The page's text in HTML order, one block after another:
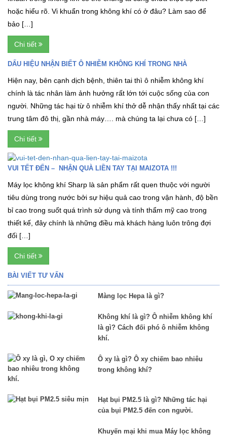
hoặc hiểu rõ. Vi khuẩn trong không khí có ở đâu? Làm sao để
bảo […]
Chi tiết
DẤU HIỆU NHẬN BIẾT Ô NHIỄM KHÔNG KHÍ TRONG NHÀ
Hiện nay, bên cạnh dịch bệnh, thiên tai thì ô nhiễm không khí
chính là tác nhân làm ảnh hưởng rất lớn tới cuộc sống của con
người. Những tác hại từ ô nhiễm khí thở dễ nhận thấy nhất tại các
trung tâm đô thị, gần nhà máy…. mà chúng ta lại chưa có […]
Chi tiết
VUI TẾT ĐẾN – NHẬN QUÀ LIỀN TAY TẠI MAIZOTA !!!
Máy lọc không khí Sharp là sản phẩm rất quen thuộc với người
tiêu dùng trong nước bởi sự hiệu quả cao trong vận hành, độ bền
bỉ cao trong suốt quá trình sử dụng và tính thẩm mỹ cao trong
thiết kế, đây chính là những điều mà khách hàng luôn trông đợi
đối […]
Chi tiết
BÀI VIẾT TƯ VẤN
Màng lọc Hepa là gì?
Không khí là gì? Ô nhiễm không khí
là gì? Cách đối phó ô nhiễm không
khí.
Ô xy là gì? Ô xy chiếm bao nhiêu
trong không khí?
Hạt bụi PM2.5 là gì? Những tác hại
của bụi PM2.5 đến con người.
Khuyến mại khi mua Máy lọc không